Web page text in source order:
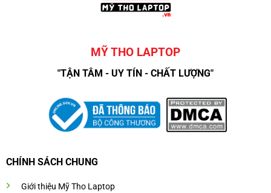
MỸ THO LAPTOP
"TẬN TÂM - UY TÍN - CHẤT LƯỢNG"
CHÍNH SÁCH CHUNG
Giới thiệu Mỹ Tho Laptop